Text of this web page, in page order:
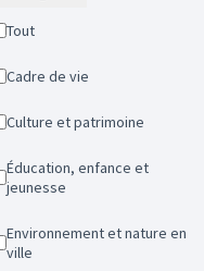
Tout
Cadre de vie
Culture et patrimoine
Éducation, enfance et
jeunesse
Environnement et nature en
ville